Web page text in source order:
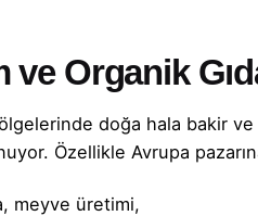
ve Organik
doğa hala bakir
Özellikle Avrupa
meyve üretimi,